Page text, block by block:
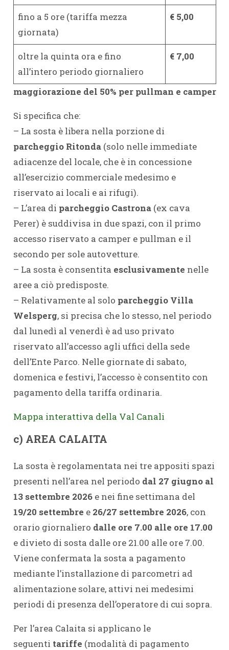
fino a 5 ore (tariffa mezza
giornata)
€ 5,00
oltre la quinta ora e fino
all’intero periodo giornaliero
€ 7,00
maggiorazione del 50% per pullman e camper
Si specifica che:
– La sosta è libera nella porzione di
parcheggio Ritonda(solo nelle immediate
adiacenze del locale, che è in concessione
all’esercizio commerciale medesimo e
riservato ai locali e ai rifugi).
– L’area di parcheggio Castrona(ex cava
Perer) è suddivisa in due spazi, con il primo
accesso riservato a camper e pullman e il
secondo per sole autovetture.
– La sosta è consentita esclusivamente nelle
aree a ciò predisposte.
– Relativamente al solo parcheggio Villa
Welsperg, si precisa che lo stesso, nel periodo
dal lunedì al venerdì è ad uso privato
riservato all’accesso agli uffici della sede
dell’Ente Parco. Nelle giornate di sabato,
domenica e festivi, l’accesso è consentito con
pagamento della tariffa ordinaria.
Mappa interattiva della Val Canali
c) AREA CALAITA
La sosta è regolamentata nei tre appositi spazi
presenti nell’area nel periodo dal 27 giugno al
13 settembre 2026e nei fine settimana del
19/20 settembre e 26/27 settembre 2026, con
orario giornaliero dalle ore 7.00 alle ore 17.00
e divieto di sosta dalle ore 21.00 alle ore 7.00.
Viene confermata la sosta a pagamento
mediante l’installazione di parcometri ad
alimentazione solare, attivi nei medesimi
periodi di presenza dell’operatore di cui sopra.
Per l’area Calaita si applicano le
seguenti tariffe (modalità di pagamento